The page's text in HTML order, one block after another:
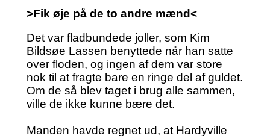
>Fik øje på de to andre mænd<
Det var fladbundede joller, som Kim
Bildsøe Lassen benyttede når han satte
over floden, og ingen af dem var store
nok til at fragte bare en ringe del af guldet.
Om de så blev taget i brug alle sammen,
ville de ikke kunne bære det.
Manden havde regnet ud, at Hardyville